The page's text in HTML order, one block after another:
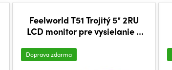
Feelworld T51 Trojitý 5" 2RU
LCD monitor pre vysielanie v
Doprava zdarma